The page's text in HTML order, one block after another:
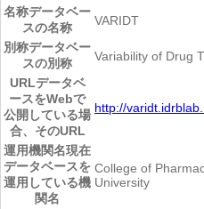
名称データベー
スの名称
VARIDT
別称データベー
スの別称
Variability of Drug
URLデータベ
ースをWebで
公開している場
合、そのURL
http://
運用機関名現在
データベースを
運用している機
関名
College of
University